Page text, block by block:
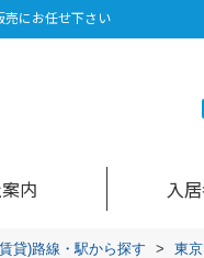
売にお任せ下さい
内 入
貸)路線・駅から探す > 東